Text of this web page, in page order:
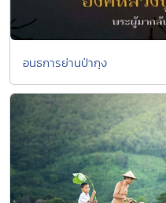
อนธการย่านป่ากุง